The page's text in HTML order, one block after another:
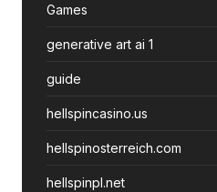
Games
generative art ai 1
guide
hellspincasino.us
hellspinosterreich.com
hellspinpl.net